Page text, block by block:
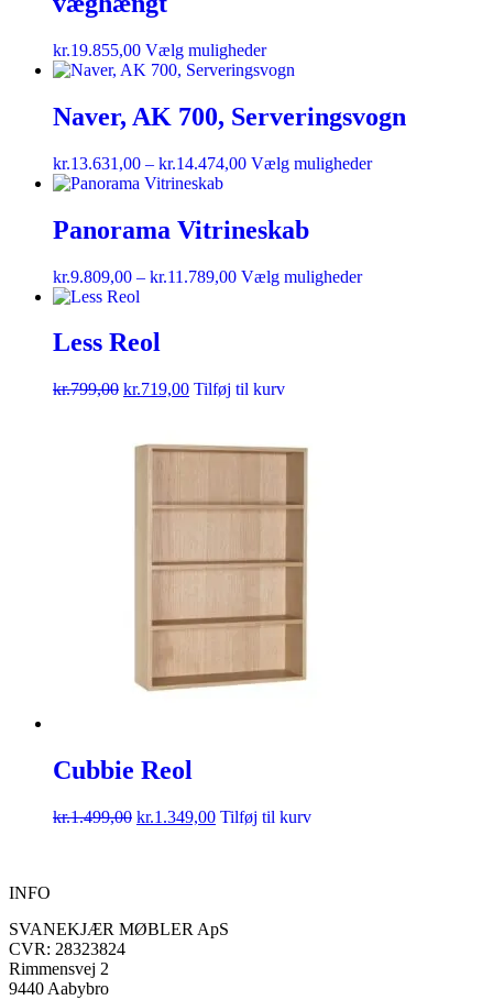
kr.19.855,00 Vælg muligheder
Naver, AK 700, Serveringsvogn
kr.13.631,00 – kr.14.474,00 Vælg muligheder
Panorama Vitrineskab
kr.9.809,00 – kr.11.789,00 Vælg muligheder
Less Reol
kr.799,00 kr.719,00 Tilføj til kurv
Cubbie Reol
kr.1.499,00 kr.1.349,00 Tilføj til kurv
INFO
SVANEKJÆR MØBLER ApS
CVR: 28323824
Rimmensvej 2
9440 Aabybro